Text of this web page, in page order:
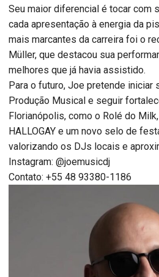
Seu maior diferencial é tocar com
cada apresentação à energia da
mais marcantes da carreira foi o
Müller, que destacou sua
melhores que já havia assistido.
Para o futuro, Joe pretende iniciar
Produção Musical e seguir
Florianópolis, como o Rolé do
HALLOGAY e um novo selo de
valorizando os DJs locais e
Instagram: @joemusicdj
Contato: +55 48 93380-1186